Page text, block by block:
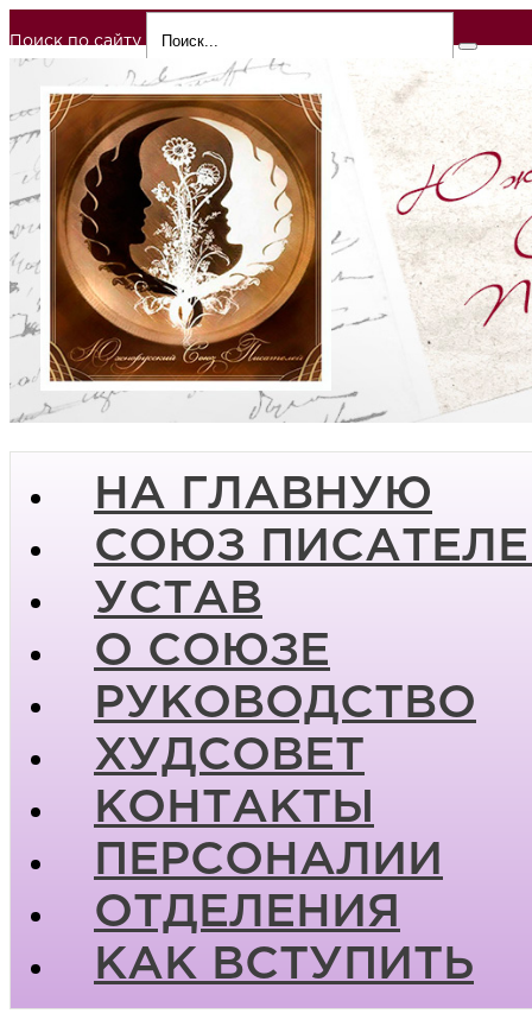
Поиск по сайту
НА ГЛАВНУЮ
СОЮЗ
УСТАВ
О СОЮЗЕ
РУКОВОДСТВО
ХУДСОВЕТ
КОНТАКТЫ
ПЕРСОНАЛИИ
ОТДЕЛЕНИЯ
КАК ВСТУПИТЬ